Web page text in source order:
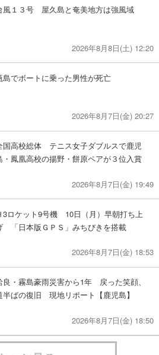
風１３号 屋久島と奄美地方は強風域
2026年8月8日(土) 12:20
島でボートに乗った男性が死亡
2026年8月7日(金) 20:27
国高校総体 テニス女子ダブルスで鹿児
・鳳凰高校の揚野・餅原ペアが３位入賞
2026年8月7日(金) 19:49
3ロケット9号機 10日（月）早朝打ち上
「日本版ＧＰＳ」みちびきを搭載
2026年8月7日(金) 18:53
良・霧島豪雨災害から1年 戻った笑顔、
半ばの復旧 現地リポート【鹿児島】
2026年8月7日(金) 18:50